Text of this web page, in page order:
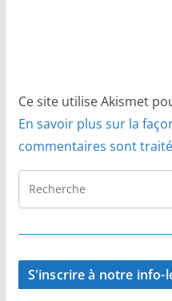
Ce site utilise Akismet
En savoir plus sur la
commentaires sont
S'inscrire à notre info-